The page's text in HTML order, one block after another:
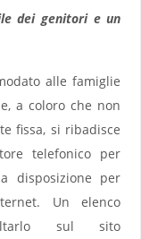
dei genitori e un
alle famiglie
a coloro che non
fissa, si ribadisce
telefonico per
disposizione per
Un elenco
sul sito